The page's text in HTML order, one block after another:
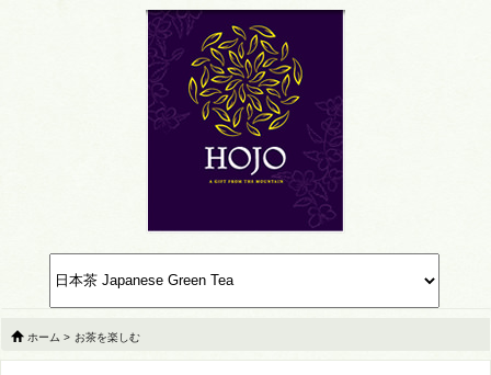
ホーム > お茶を楽しむ